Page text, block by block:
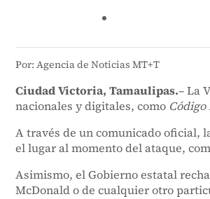
Por: Agencia de Noticias MT+T
Ciudad Victoria, Tamaulipas.– La
nacionales y digitales, como
A través de un comunicado oficial,
el lugar al momento del ataque,
Asimismo, el Gobierno estatal
McDonald o de cualquier otro